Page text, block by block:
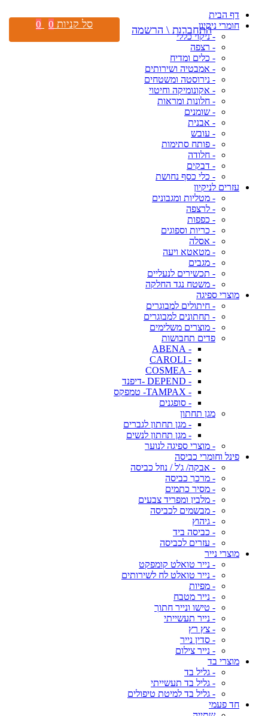
דף הבית
חומרי ניקיון
- ניקוי כללי
- רצפה
- כלים ומדיח
- אמבטיה ושירותים
- נירוסטה ומשטחים
- אקונומיקה וחיטוי
- חלונות ומראות
- שומנים
- אבנית
- עובש
- פותח סתימות
- חלודה
- דבקים
- כלי כסף נחושת
עזרים לניקיון
- מטליות ומגבונים
- לרצפה
- כפפות
- כריות וספוגים
- אסלה
- מטאטא ויעה
- מגבים
- תכשירים לנעליים
- משטח נגד החלקה
מוצרי ספיגה
- חיתולים למבוגרים
- תחתונים למבוגרים
- מוצרים משלימים
פדים תחבושות
- ABENA
- CAROLI
- COSMEA
- DEPEND -דיפנד
- TAMPAX- טמפקס
- סופגנים
מגן תחתון
- מגן תחתון לגברים
- מגן תחתון לנשים
- מוצרי ספיגה לנוער
פינל וחומרי כביסה
- אבקה/ ג'ל / נוזל כביסה
- מרכך כביסה
- מסיר כתמים
- מלבין ומפריד צבעים
- מבשמים לכביסה
- גיהוץ
- כביסה ביד
- עזרים לכביסה
מוצרי נייר
- נייר טואלט קומפקט
- נייר טואלט לח לשירותים
- מפיות
- נייר מטבח
- טישו ונייר חתוך
- נייר תעשייתי
- צץ רץ
- סדין נייר
- נייר צילום
מוצרי בד
- גליל בד
- גליל בד תעשייתי
- גליל בד למיטת טיפולים
חד פעמי
התחברות \ הרשמה סל קניות 0
0